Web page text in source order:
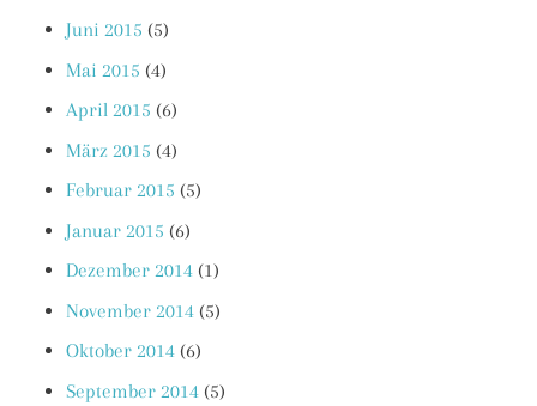
Juni 2015 (5)
Mai 2015 (4)
April 2015 (6)
März 2015 (4)
Februar 2015 (5)
Januar 2015 (6)
Dezember 2014 (1)
November 2014 (5)
Oktober 2014 (6)
September 2014 (5)